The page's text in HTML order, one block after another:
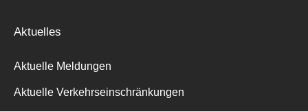
Aktuelles
Aktuelle Meldungen
Aktuelle Verkehrseinschränkungen